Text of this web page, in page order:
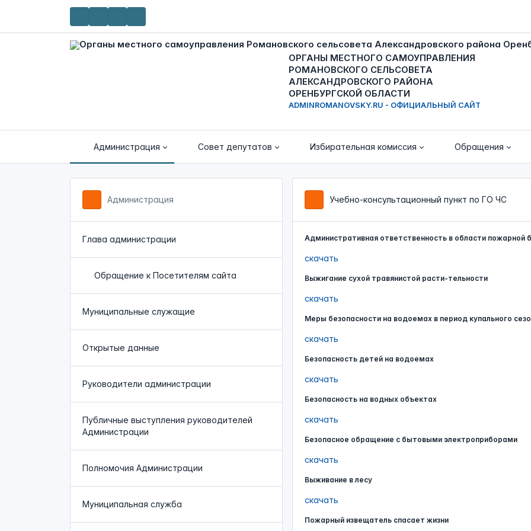
ОРГАНЫ МЕСТНОГО САМОУПРАВЛЕНИЯ
РОМАНОВСКОГО СЕЛЬСОВЕТА
АЛЕКСАНДРОВСКОГО РАЙОНА
ОРЕНБУРГСКОЙ ОБЛАСТИ
ADMINROMANOVSKY.RU - ОФИЦИАЛЬНЫЙ САЙТ
Администрация Совет депутатов Избирательная комиссия Обращения
Администрация
Глава администрации
Обращение к Посетителям сайта
Муниципальные служащие
Открытые данные
Руководители администрации
Публичные выступления руководителей
Администрации
Полномочия Администрации
Муниципальная служба
Учебно-консультационный пункт по ГО ЧС
Административная ответственность в области пожарной
скачать
Выжигание сухой травянистой расти-тельности
скачать
Меры безопасности на водоемах в период купального
скачать
Безопасность детей на водоемах
скачать
Безопасность на водных объектах
скачать
Безопасное обращение с бытовыми электроприборами
скачать
Выживание в лесу
скачать
Пожарный извещатель спасает жизни